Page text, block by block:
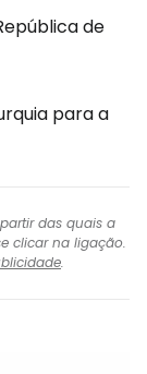
de
para a
das quais a
clicar na ligação.
.